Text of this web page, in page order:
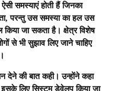
समस्याएं होती हैं जिनका
परन्तु उस समस्या का हल उस
जा सकता है। क्षेत्र विशेष
से भी सुझाव लिए जाने चाहिए
की बात कही। उन्होंने कहा
इसके लिए सिस्टम डेवेलप किया जा